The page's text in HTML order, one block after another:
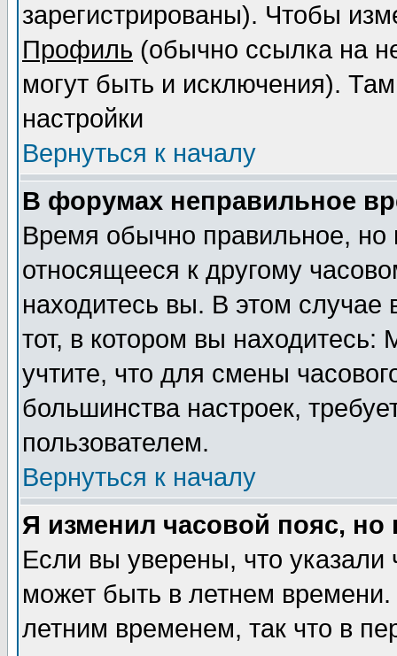
зарегистрированы). Чтобы
Профиль (обычно ссылка на
могут быть и исключения).
настройки
Вернуться к началу
В форумах неправильное
Время обычно правильное,
относящееся к другому
находитесь вы. В этом
тот, в котором вы
учтите, что для смены
большинства настроек,
пользователем.
Вернуться к началу
Я изменил часовой пояс,
Если вы уверены, что указали
может быть в летнем
летним временем, так что в